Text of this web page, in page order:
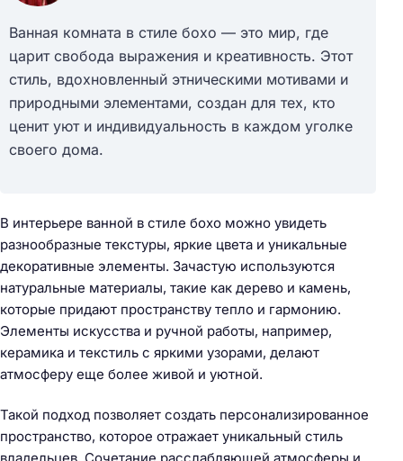
Ванная комната в стиле бохо — это мир, где
царит свобода выражения и креативность. Этот
стиль, вдохновленный этническими мотивами и
природными элементами, создан для тех, кто
ценит уют и индивидуальность в каждом уголке
своего дома.
В интерьере ванной в стиле бохо можно увидеть
разнообразные текстуры, яркие цвета и уникальные
декоративные элементы. Зачастую используются
натуральные материалы, такие как дерево и камень,
которые придают пространству тепло и гармонию.
Элементы искусства и ручной работы, например,
керамика и текстиль с яркими узорами, делают
атмосферу еще более живой и уютной.
Такой подход позволяет создать персонализированное
пространство, которое отражает уникальный стиль